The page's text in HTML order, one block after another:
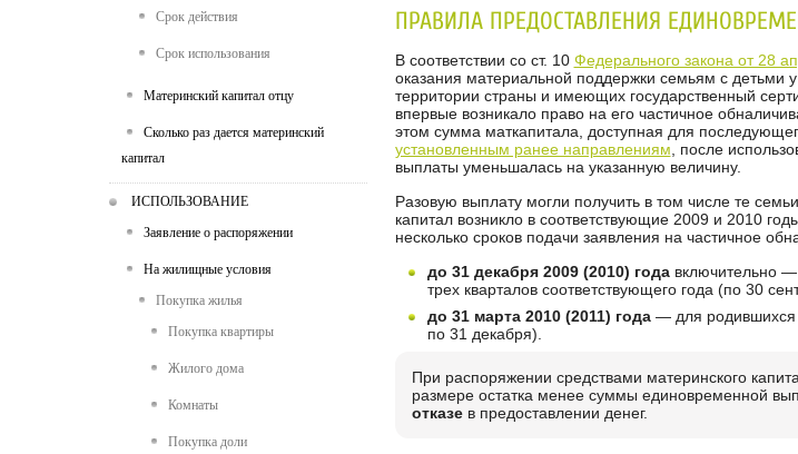
Срок действия
Срок использования
Материнский капитал отцу
Сколько раз дается материнский
капитал
ИСПОЛЬЗОВАНИЕ
Заявление о распоряжении
На жилищные условия
Покупка жилья
Покупка квартиры
Жилого дома
Комнаты
Покупка доли
ПРАВИЛА ПРЕДОСТАВЛЕНИЯ
В соответствии со ст. 10 Федерального закона от 28
оказания материальной поддержки семьям с
территории страны и имеющих государственный
впервые возникало право на его частичное
этом сумма маткапитала, доступная для
установленным ранее направлениям , после
выплаты уменьшалась на указанную величину.
Разовую выплату могли получить в том числе те
капитал возникло в соответствующие 2009 и 2010
несколько сроков подачи заявления на частичное
до 31 декабря 2009 (2010) годавключительно —
трех кварталов соответствующего года (по 30
до 31 марта 2010 (2011) года— для родившихся
по 31 декабря).
При распоряжении средствами материнского
размере остатка менее суммы единовременной
отказев предоставлении денег.